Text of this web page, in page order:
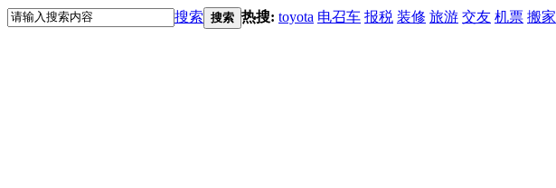
搜索 搜索 热搜: toyota 电召车 报税 装修 旅游 交友 机票 搬家